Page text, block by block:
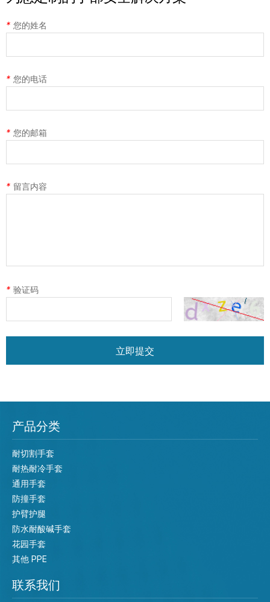
* 您的姓名
* 您的电话
* 您的邮箱
* 留言内容
* 验证码
立即提交
产品分类
耐切割手套
耐热耐冷手套
通用手套
防撞手套
护臂护腿
防水耐酸碱手套
花园手套
其他 PPE
联系我们